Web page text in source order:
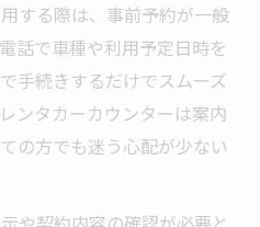
行に最適なレンタカープ
タカーが選ばれる理由
レンタカーが便利
で出発できるレンタカー
する際は、事前予約が一般
話で車種や利用予定日時を
手続きするだけでスムーズ
ンタカーカウンターは案内
の方でも迷う心配が少ない